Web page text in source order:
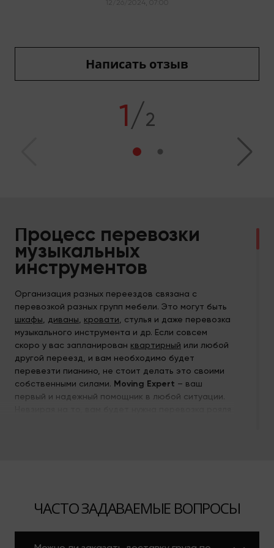
12/26/2024, 07:00
Написать отзыв
1/2
Процесс перевозки
музыкальных
инструментов
Организация разных переездов связана с
перевозкой разных групп мебели. Это могут быть
шкафы
диваны кровати , стулья и даже перевозка
музыкального инструмента и др. Если совсем
скоро у вас запланирован квартирный или любой
другой переезд, и вам необходимо будет
перевезти пианино, не стоит делать это своими
собственными силами. Moving Expert – ваш
первый и надежный помощник в любой ситуации.
задействованием квалифицированных муверов с
если вы решили перевезти крупногабаритные
ЧАСТО ЗАДАВАЕМЫЕ ВОПРОСЫ